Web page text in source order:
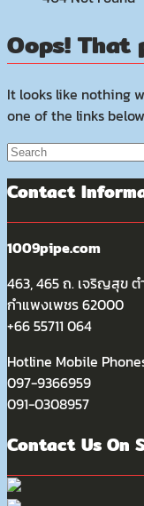
Oops! That
It looks like nothing
one of the links
Contact
1009pipe.com
463, 465 ถ. เจริญสุข ต
กำแพงเพชร 62000
+66 55711 064
Hotline Mobile
097-9366959
091-0308957
Contact Us On